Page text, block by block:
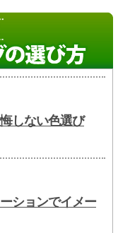
しない色選び
ションでイメー